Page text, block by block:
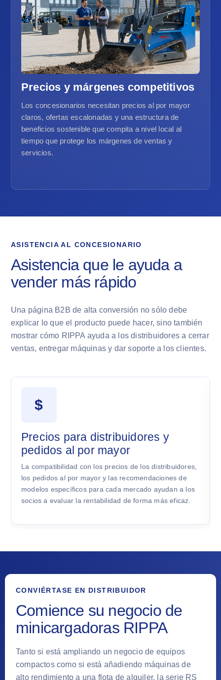
Precios y márgenes competitivos
Los concesionarios necesitan precios al por mayor
claros, ofertas escalonadas y una estructura de
beneficios sostenible que compita a nivel local al
tiempo que protege los márgenes de ventas y
servicios.
ASISTENCIA AL CONCESIONARIO
Asistencia que le ayuda a
vender más rápido
Una página B2B de alta conversión no sólo debe
explicar lo que el producto puede hacer, sino también
mostrar cómo RIPPA ayuda a los distribuidores a cerrar
ventas, entregar máquinas y dar soporte a los clientes.
$
Precios para distribuidores y
pedidos al por mayor
La compatibilidad con los precios de los distribuidores,
los pedidos al por mayor y las recomendaciones de
modelos específicos para cada mercado ayudan a los
socios a evaluar la rentabilidad de forma más eficaz.
CONVIÉRTASE EN DISTRIBUIDOR
Comience su negocio de
minicargadoras RIPPA
Tanto si está ampliando un negocio de equipos
compactos como si está añadiendo máquinas de
alto rendimiento a una flota de alquiler, la serie RS